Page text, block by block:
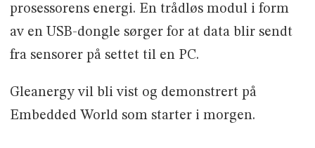
prosessorens energi. En trådløs modul i form
av en USB-dongle sørger for at data blir sendt
fra sensorer på settet til en PC.
Gleanergy vil bli vist og demonstrert på
Embedded World som starter i morgen.